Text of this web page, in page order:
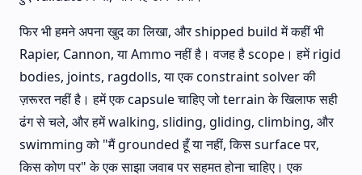
फिर भी हमने अपना खुद का लिखा, और shipped build में कहीं भी
Rapier, Cannon, या Ammo नहीं है। वजह है scope। हमें rigid
bodies, joints, ragdolls, या एक constraint solver की
ज़रूरत नहीं है। हमें एक capsule चाहिए जो terrain के खिलाफ सही
ढंग से चले, और हमें walking, sliding, gliding, climbing, और
swimming को "मैं grounded हूँ या नहीं, किस surface पर,
किस कोण पर" के एक साझा जवाब पर सहमत होना चाहिए। एक